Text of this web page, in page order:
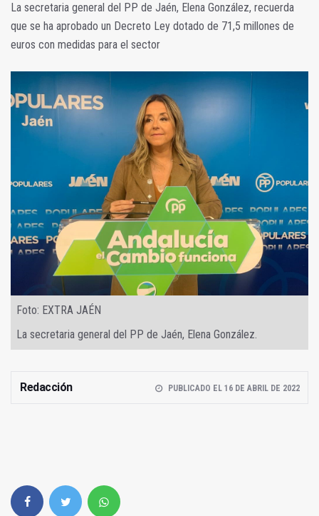
La secretaria general del PP de Jaén, Elena González, recuerda
que se ha aprobado un Decreto Ley dotado de 71,5 millones de
euros con medidas para el sector
Foto: EXTRA JAÉN
La secretaria general del PP de Jaén, Elena González.
Redacción PUBLICADO EL 16 DE ABRIL DE 2022